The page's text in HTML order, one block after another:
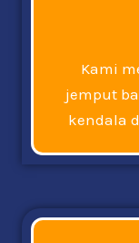
Kami
jemput
kendala